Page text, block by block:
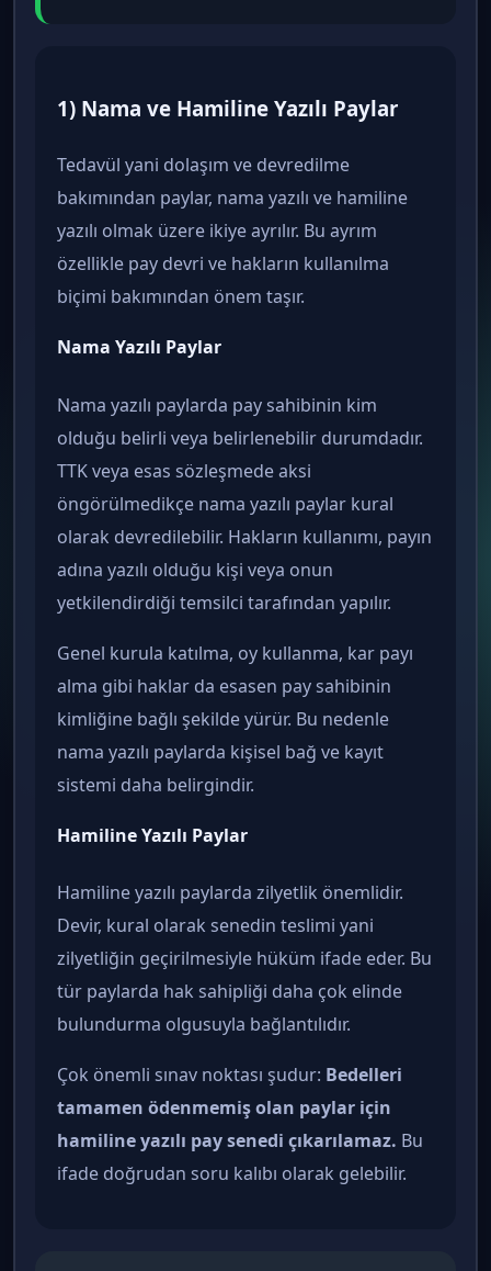
1) Nama ve Hamiline Yazılı Paylar
Tedavül yani dolaşım ve devredilme
bakımından paylar, nama yazılı ve hamiline
yazılı olmak üzere ikiye ayrılır. Bu ayrım
özellikle pay devri ve hakların kullanılma
biçimi bakımından önem taşır.
Nama Yazılı Paylar
Nama yazılı paylarda pay sahibinin kim
olduğu belirli veya belirlenebilir durumdadır.
TTK veya esas sözleşmede aksi
öngörülmedikçe nama yazılı paylar kural
olarak devredilebilir. Hakların kullanımı, payın
adına yazılı olduğu kişi veya onun
yetkilendirdiği temsilci tarafından yapılır.
Genel kurula katılma, oy kullanma, kar payı
alma gibi haklar da esasen pay sahibinin
kimliğine bağlı şekilde yürür. Bu nedenle
nama yazılı paylarda kişisel bağ ve kayıt
sistemi daha belirgindir.
Hamiline Yazılı Paylar
Hamiline yazılı paylarda zilyetlik önemlidir.
Devir, kural olarak senedin teslimi yani
zilyetliğin geçirilmesiyle hüküm ifade eder. Bu
tür paylarda hak sahipliği daha çok elinde
bulundurma olgusuyla bağlantılıdır.
Çok önemli sınav noktası şudur: Bedelleri
tamamen ödenmemiş olan paylar için
hamiline yazılı pay senedi çıkarılamaz. Bu
ifade doğrudan soru kalıbı olarak gelebilir.